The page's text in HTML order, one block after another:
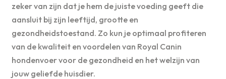
zeker van zijn dat je hem de juiste voeding geeft die
aansluit bij zijn leeftijd, grootte en
gezondheidstoestand. Zo kun je optimaal profiteren
van de kwaliteit en voordelen van Royal Canin
hondenvoer voor de gezondheid en het welzijn van
jouw geliefde huisdier.